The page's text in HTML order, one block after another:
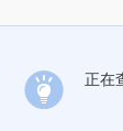
正在